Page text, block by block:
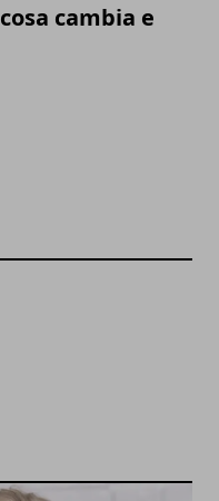
cambia e